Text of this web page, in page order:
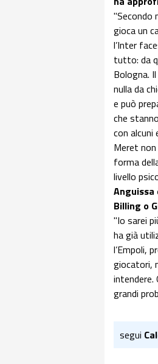
"Secondo
gioca un
l’Inter
tutto: da
Bologna.
nulla da
e può
che
con alcuni
Meret
forma
livello
Billing o
"Io sarei
ha già
l’Empoli,
giocatori,
intendere.
grandi
segui